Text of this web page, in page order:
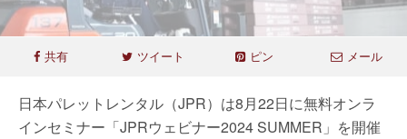
共有 ツイート ピン メール
日本パレットレンタル（JPR）は8月22日に無料オンラ
インセミナー「JPRウェビナー2024 SUMMER」を開催